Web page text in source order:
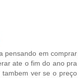
pensando em comprar
ate o fim do ano pra
ver se o preço